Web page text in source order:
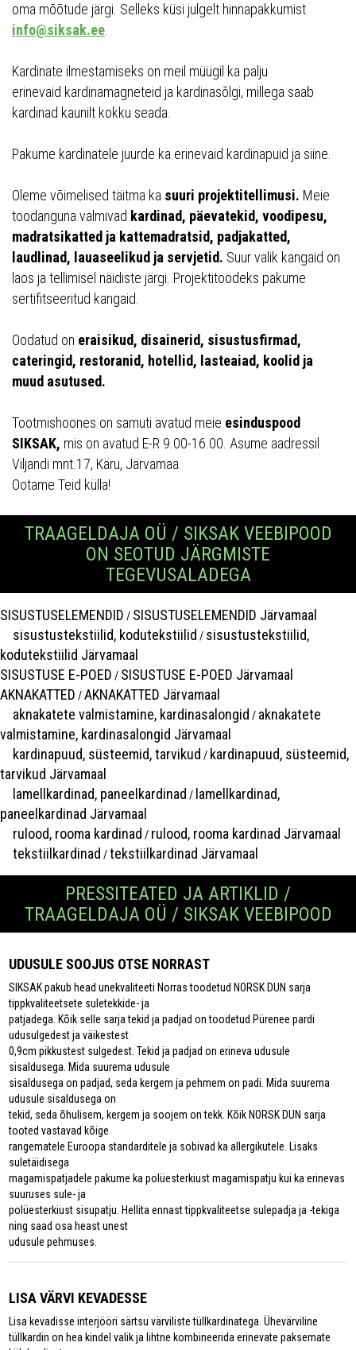
oma mõõtude järgi. Selleks küsi julgelt hinnapakkumist
info@siksak.ee
Kardinate ilmestamiseks on meil müügil ka palju
erinevaid kardinamagneteid ja kardinasõlgi, millega saab
kardinad kaunilt kokku seada.
Pakume kardinatele juurde ka erinevaid kardinapuid ja siine.
Oleme võimelised täitma ka suuri projektitellimusi. Meie
toodanguna valmivad kardinad, päevatekid, voodipesu,
madratsikatted ja kattemadratsid, padjakatted,
laudlinad, lauaseelikud ja servjetid. Suur valik kangaid on
laos ja tellimisel näidiste järgi. Projektitöödeks pakume
sertifitseeritud kangaid.
Oodatud on eraisikud, disainerid, sisustusfirmad,
cateringid, restoranid, hotellid, lasteaiad, koolid ja
muud asutused.
Tootmishoones on samuti avatud meie esinduspood
SIKSAK, mis on avatud E-R 9.00-16.00. Asume aadressil
Viljandi mnt.17, Käru, Järvamaa.
Ootame Teid külla!
TRAAGELDAJA OÜ / SIKSAK VEEBIPOOD
ON SEOTUD JÄRGMISTE
TEGEVUSALADEGA
SISUSTUSELEMENDID / SISUSTUSELEMENDID Järvamaal
sisustustekstiilid, kodutekstiilid / sisustustekstiilid,
kodutekstiilid Järvamaal
SISUSTUSE E-POED / SISUSTUSE E-POED Järvamaal
AKNAKATTED /AKNAKATTED Järvamaal
aknakatete valmistamine, kardinasalongid / aknakatete
valmistamine, kardinasalongid Järvamaal
kardinapuud, süsteemid, tarvikud / kardinapuud, süsteemid,
tarvikud Järvamaal
lamellkardinad, paneelkardinad / lamellkardinad,
paneelkardinad Järvamaal
rulood, rooma kardinad / rulood, rooma kardinad Järvamaal
tekstiilkardinad /tekstiilkardinad Järvamaal
PRESSITEATED JA ARTIKLID /
TRAAGELDAJA OÜ / SIKSAK VEEBIPOOD
UDUSULE SOOJUS OTSE NORRAST
SIKSAK pakub head unekvaliteeti Norras toodetud NORSK DUN sarja
tippkvaliteetsete suletekkide- ja
patjadega. Kõik selle sarja tekid ja padjad on toodetud Pürenee pardi
udusulgedest ja väikestest
0,9cm pikkustest sulgedest. Tekid ja padjad on erineva udusule
sisaldusega. Mida suurema udusule
sisaldusega on padjad, seda kergem ja pehmem on padi. Mida suurema
udusule sisaldusega on
tekid, seda õhulisem, kergem ja soojem on tekk. Kõik NORSK DUN sarja
tooted vastavad kõige
rangematele Euroopa standarditele ja sobivad ka allergikutele. Lisaks
suletäidisega
magamispatjadele pakume ka polüesterkiust magamispatju kui ka erinevas
suuruses sule- ja
polüesterkiust sisupatju. Hellita ennast tippkvaliteetse sulepadja ja -tekiga
ning saad osa heast unest
udusule pehmuses.
LISA VÄRVI KEVADESSE
Lisa kevadisse interjööri särtsu värviliste tüllkardinatega. Ühevärviline
tüllkardin on hea kindel valik ja lihtne kombineerida erinevate paksemate